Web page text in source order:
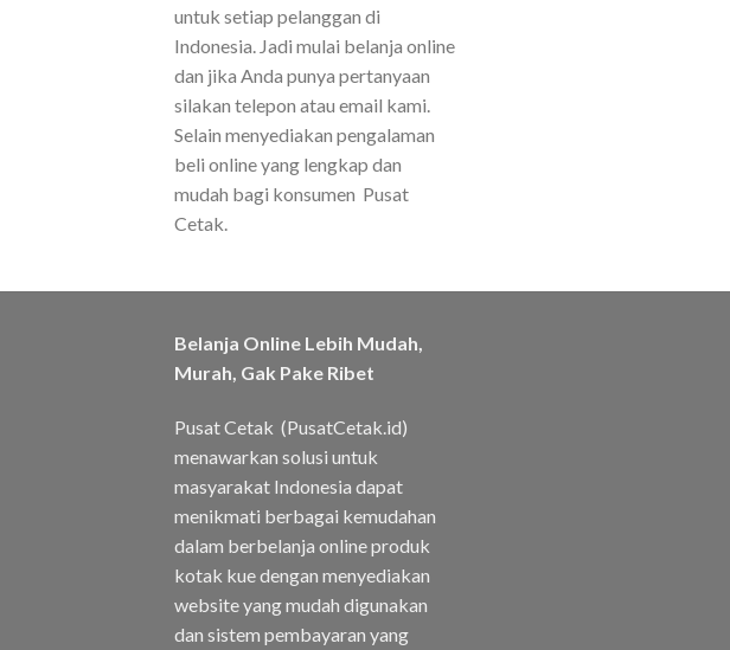
untuk setiap pelanggan di
Indonesia. Jadi mulai belanja online
dan jika Anda punya pertanyaan
silakan telepon atau email kami.
Selain menyediakan pengalaman
beli online yang lengkap dan
mudah bagi konsumen Pusat
Cetak.
Belanja Online Lebih Mudah,
Murah, Gak Pake Ribet
Pusat Cetak (PusatCetak.id)
menawarkan solusi untuk
masyarakat Indonesia dapat
menikmati berbagai kemudahan
dalam berbelanja online produk
kotak kue dengan menyediakan
website yang mudah digunakan
dan sistem pembayaran yang